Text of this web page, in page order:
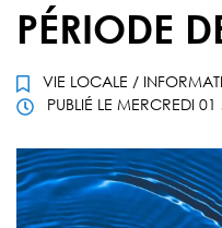
PÉRIODE
VIE LOCALE /
PUBLIÉ LE MERCREDI 01